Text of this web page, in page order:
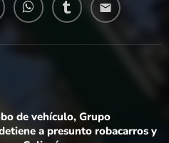
email
de vehículo, Grupo
a presunto robacarros y